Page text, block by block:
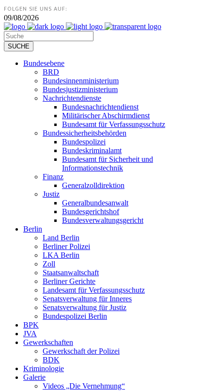
FOLGEN SIE UNS AUF:
09/08/2026
Bundesebene
BRD
Bundesinnenministerium
Bundesjustizministerium
Nachrichtendienste
Bundesnachrichtendienst
Militärischer Abschirmdienst
Bundesamt für Verfassungsschutz
Bundessicherheitsbehörden
Bundespolizei
Bundeskriminalamt
Bundesamt für Sicherheit und
Informationstechnik
Finanz
Generalzolldirektion
Justiz
Generalbundesanwalt
Bundesgerichtshof
Bundesverwaltungsgericht
Berlin
Land Berlin
Berliner Polizei
LKA Berlin
Zoll
Staatsanwaltschaft
Berliner Gerichte
Landesamt für Verfassungsschutz
Senatsverwaltung für Inneres
Senatsverwaltung für Justiz
Bundespolizei Berlin
BPK
JVA
Gewerkschaften
Gewerkschaft der Polizei
BDK
Kriminologie
Galerie
Videos „Die Vernehmung“